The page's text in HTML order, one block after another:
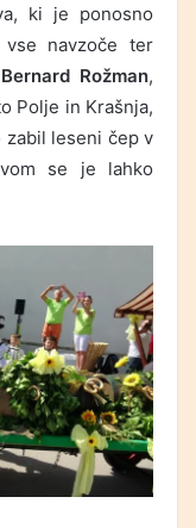
ki je ponosno
navzoče ter
Bernard Rožman,
Polje in Krašnja,
zabil leseni čep v
se je lahko